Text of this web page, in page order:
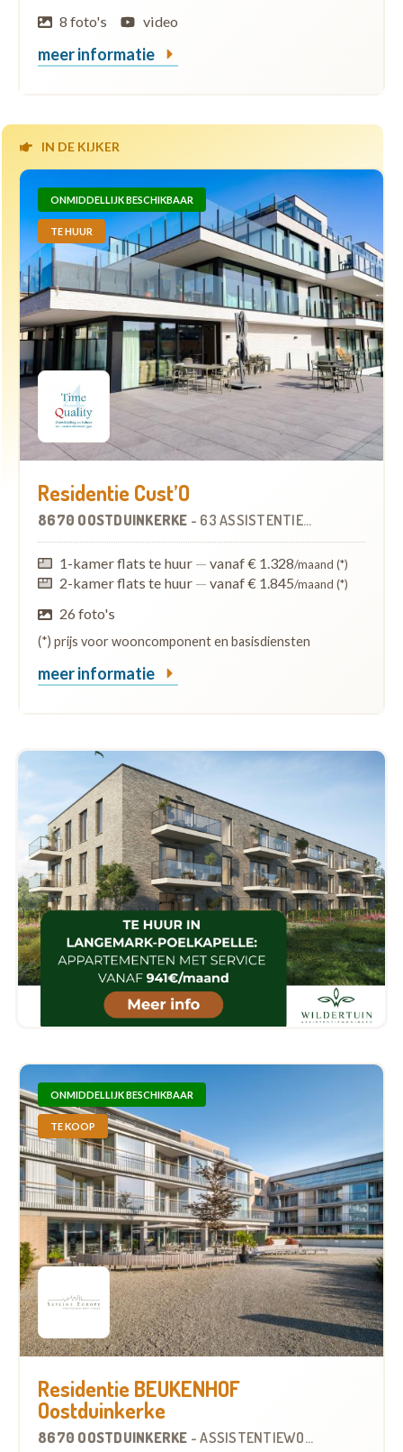
8 foto's
video
meer informatie
IN DE KIJKER
ONMIDDELLIJK BESCHIKBAAR
TE HUUR
Residentie Cust’O
8670 OOSTDUINKERKE - 63 ASSISTENTIEWONINGEN
1-kamer flats te huur — vanaf € 1.328/maand (*)
2-kamer flats te huur — vanaf € 1.845/maand (*)
26 foto's
(*) prijs voor wooncomponent en basisdiensten
meer informatie
ONMIDDELLIJK BESCHIKBAAR
TE KOOP
Residentie BEUKENHOF
Oostduinkerke
8670 OOSTDUINKERKE -ASSISTENTIEWONINGEN